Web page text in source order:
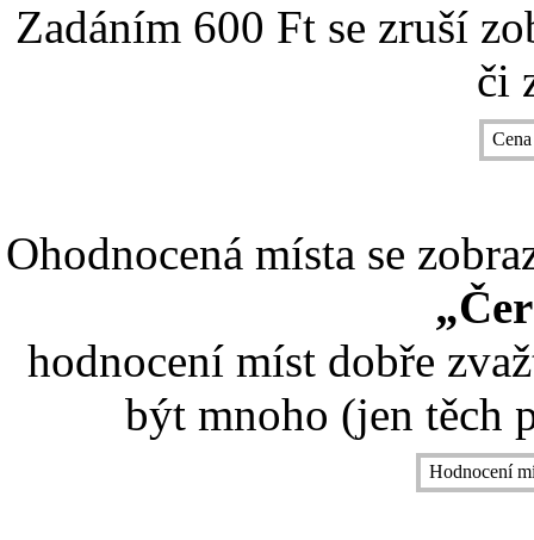
Zadáním 600 Ft se zruší
či
Ohodnocená místa se
hodnocení míst dobře
být mnoho (jen těch
Hodnocení